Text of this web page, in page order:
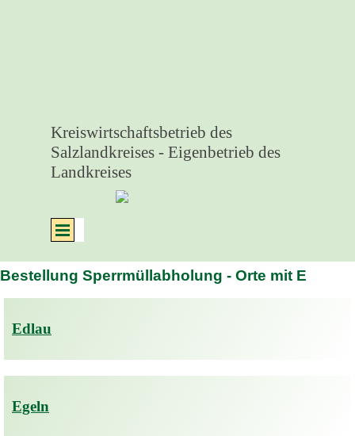
Kreiswirtschaftsbetrieb des
Salzlandkreises - Eigenbetrieb des
Landkreises
Menü überspringen
Bestellung Sperrmüllabholung - Orte mit E
Edlau
Egeln